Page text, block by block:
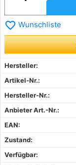
favorite_border Wunschliste
Hersteller:
Artikel-Nr.:
Hersteller-Nr.:
Anbieter Art.-Nr.:
EAN:
Zustand:
Verfügbar: